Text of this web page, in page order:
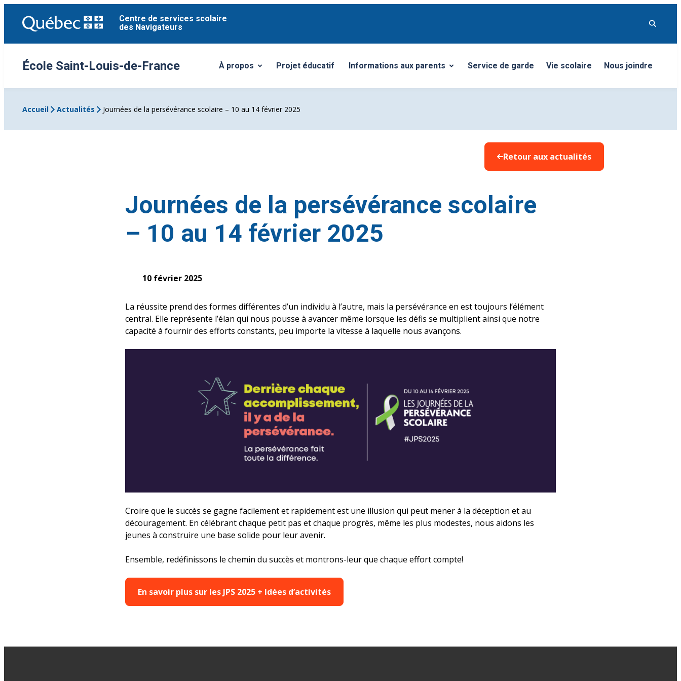
contenu
Centre de services scolaire
des Navigateurs
École Saint-Louis-de-France À propos
Ouvrir/Fermer le sous-menu
Projet éducatif Informations aux parents
Ouvrir/Fermer le sous-menu Service de garde Vie scolaire Nous joindre
Accueil Actualités Journées de la persévérance scolaire – 10 au 14 février 2025
Retour aux actualités
Journées de la persévérance scolaire
– 10 au 14 février 2025
10 février 2025
La réussite prend des formes différentes d’un individu à l’autre, mais la persévérance en est toujours l’élément
central. Elle représente l’élan qui nous pousse à avancer même lorsque les défis se multiplient ainsi que notre
capacité à fournir des efforts constants, peu importe la vitesse à laquelle nous avançons.
Croire que le succès se gagne facilement et rapidement est une illusion qui peut mener à la déception et au
découragement. En célébrant chaque petit pas et chaque progrès, même les plus modestes, nous aidons les
jeunes à construire une base solide pour leur avenir.
Ensemble, redéfinissons le chemin du succès et montrons-leur que chaque effort compte!
En savoir plus sur les JPS 2025 + Idées d’activités